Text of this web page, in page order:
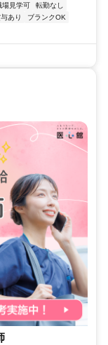
場見学可
転勤なし
あり
ブランクOK